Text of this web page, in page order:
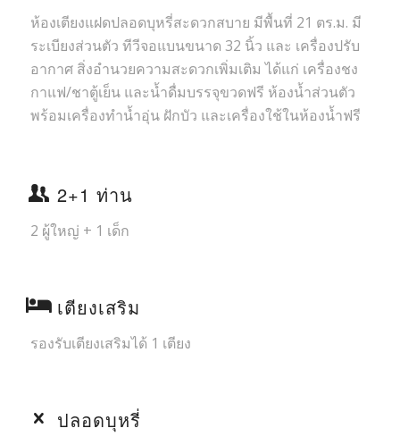
ห้องเตียงแฝดปลอดบุหรี่สะดวกสบาย มีพื้นที่ 21 ตร.ม. มี
ระเบียงส่วนตัว ทีวีจอแบนขนาด 32 นิ้ว และ เครื่องปรับ
อากาศ สิ่งอำนวยความสะดวกเพิ่มเติม ได้แก่ เครื่องชง
กาแฟ/ชาตู้เย็น และน้ำดื่มบรรจุขวดฟรี ห้องน้ำส่วนตัว
พร้อมเครื่องทำน้ำอุ่น ฝักบัว และเครื่องใช้ในห้องน้ำฟรี
2+1 ท่าน
2 ผู้ใหญ่ + 1 เด็ก
เตียงเสริม
รองรับเตียงเสริมได้ 1 เตียง
ปลอดบุหรี่